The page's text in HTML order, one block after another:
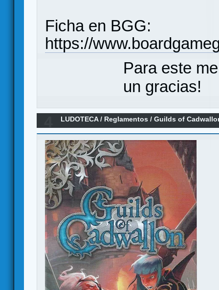
Ficha en BGG:
https://
Para este
un gracias!
LUDOTECA/ Reglamentos /Guilds of